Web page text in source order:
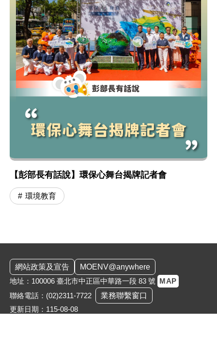
【彭部長有話說】環保心舞台揭牌記者會
環境教育
網站政策及宣告
MOENV@anywhere
地址：100006 臺北市中正區中華路一段 83 號 MAP
聯絡電話： (02)2311-7722
業務聯繫窗口
更新日期：115-08-08